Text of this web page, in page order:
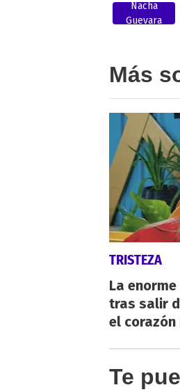
Nacha
Guevara
Más
TRISTEZA
La
tras salir
el
Te